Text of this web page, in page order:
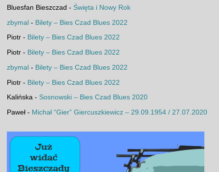
Bluesfan Bieszczad - Święta i Nowy Rok
zbymal- Bilety – Bies Czad Blues 2022
Piotr- Bilety – Bies Czad Blues 2022
Piotr- Bilety – Bies Czad Blues 2022
zbymal - Bilety – Bies Czad Blues 2022
Piotr- Bilety – Bies Czad Blues 2022
Kalińska- Sosnowski – Bies Czad Blues 2020
Paweł- Michał “Gier” Giercuszkiewicz – 29.09.1954 / 27.07.2020